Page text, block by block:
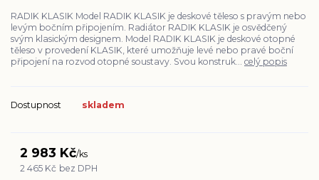
RADIK KLASIK Model RADIK KLASIK je deskové těleso s pravým nebo
levým bočním připojením. Radiátor RADIK KLASIK je osvědčený
svým klasickým designem. Model RADIK KLASIK je deskové otopné
těleso v provedení KLASIK, které umožňuje levé nebo pravé boční
připojení na rozvod otopné soustavy. Svou konstruk... celý popis
Dostupnost skladem
2 983 Kč/ks
2 465 Kč bez DPH